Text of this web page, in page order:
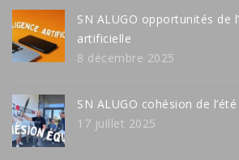
SN ALUGO opportunités de
artificielle
8 décembre 2025
SN ALUGO cohésion de l’été
17 juillet 2025